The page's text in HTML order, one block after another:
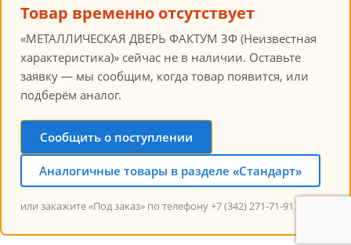
Товар временно отсутствует
«МЕТАЛЛИЧЕСКАЯ ДВЕРЬ ФАКТУМ 3Ф (Неизвестная
характеристика)» сейчас не в наличии. Оставьте
заявку — мы сообщим, когда товар появится, или
подберём аналог.
Сообщить о поступлении
Аналогичные товары в разделе «Стандарт»
или закажите «Под заказ» по телефону +7 (342) 271-71-91